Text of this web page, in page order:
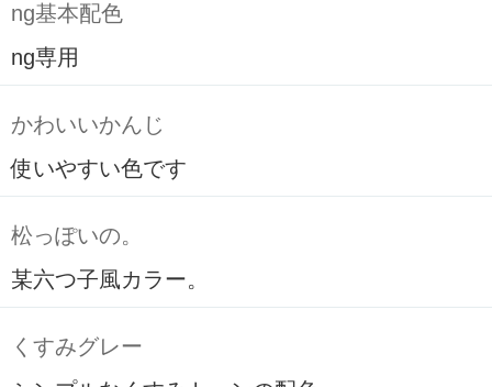
ng基本配色
ng専用
かわいいかんじ
使いやすい色です
松っぽいの。
某六つ子風カラー。
くすみグレー